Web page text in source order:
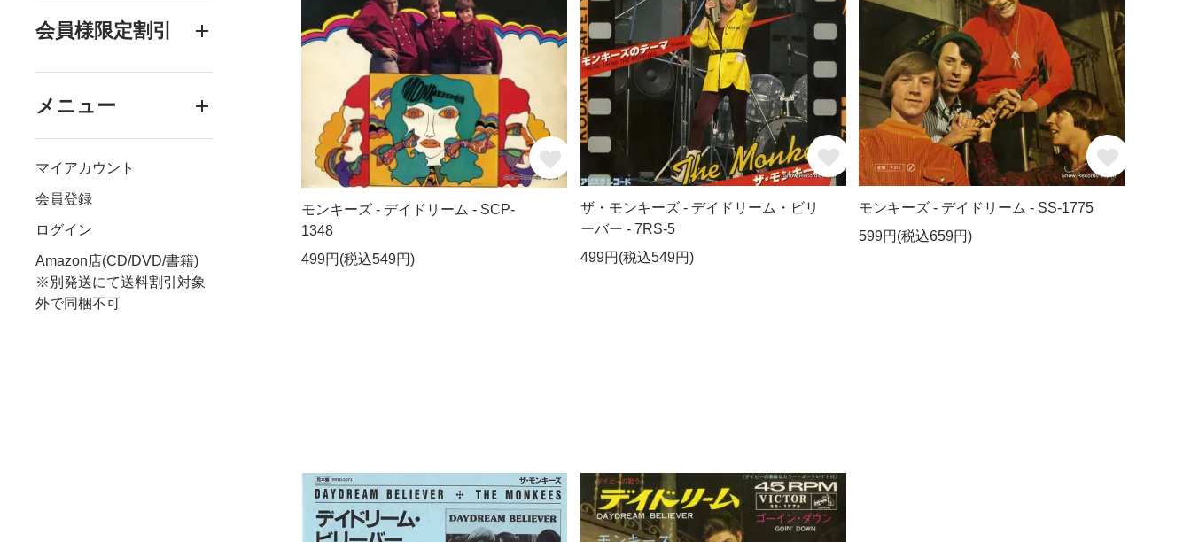
会員様限定割引
メニュー
マイアカウント
会員登録
ログイン
Amazon店(CD/DVD/書籍)
※別発送にて送料割引対象
外で同梱不可
モンキーズ - デイドリーム - SCP-
1348
499円(税込549円)
ザ・モンキーズ - デイドリーム・ビリ
ーバー - 7RS-5
499円(税込549円)
モンキーズ - デイドリーム - SS-1775
599円(税込659円)